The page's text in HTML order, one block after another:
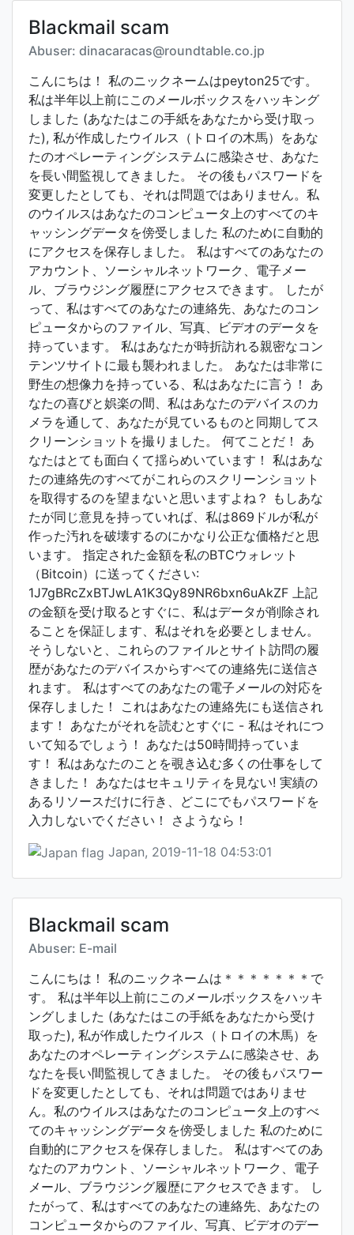
Blackmail scam
Abuser: dinacaracas@roundtable.co.jp
こんにちは！ 私のニックネームはpeyton25です。
私は半年以上前にこのメールボックスをハッキング
しました (あなたはこの手紙をあなたから受け取っ
た), 私が作成したウイルス（トロイの木馬）をあな
たのオペレーティングシステムに感染させ、あなた
を長い間監視してきました。 その後もパスワードを
変更したとしても、それは問題ではありません。私
のウイルスはあなたのコンピュータ上のすべてのキ
ャッシングデータを傍受しました 私のために自動的
にアクセスを保存しました。 私はすべてのあなたの
アカウント、ソーシャルネットワーク、電子メー
ル、ブラウジング履歴にアクセスできます。 したが
って、私はすべてのあなたの連絡先、あなたのコン
ピュータからのファイル、写真、ビデオのデータを
持っています。 私はあなたが時折訪れる親密なコン
テンツサイトに最も襲われました。 あなたは非常に
野生の想像力を持っている、私はあなたに言う！ あ
なたの喜びと娯楽の間、私はあなたのデバイスのカ
メラを通して、あなたが見ているものと同期してス
クリーンショットを撮りました。 何てことだ！ あ
なたはとても面白くて揺らめいています！ 私はあな
たの連絡先のすべてがこれらのスクリーンショット
を取得するのを望まないと思いますよね？ もしあな
たが同じ意見を持っていれば、私は869ドルが私が
作った汚れを破壊するのにかなり公正な価格だと思
います。 指定された金額を私のBTCウォレット
（Bitcoin）に送ってください:
1J7gBRcZxBTJwLA1K3Qy89NR6bxn6uAkZF 上記
の金額を受け取るとすぐに、私はデータが削除され
ることを保証します、私はそれを必要としません。
そうしないと、これらのファイルとサイト訪問の履
歴があなたのデバイスからすべての連絡先に送信さ
れます。 私はすべてのあなたの電子メールの対応を
保存しました！ これはあなたの連絡先にも送信され
ます！ あなたがそれを読むとすぐに - 私はそれにつ
いて知るでしょう！ あなたは50時間持っていま
す！ 私はあなたのことを覗き込む多くの仕事をして
きました！ あなたはセキュリティを見ない! 実績の
あるリソースだけに行き、どこにでもパスワードを
入力しないでください！ さようなら！
Japan, 2019-11-18 04:53:01
Blackmail scam
Abuser: E-mail
こんにちは！ 私のニックネームは＊＊＊＊＊＊＊で
す。 私は半年以上前にこのメールボックスをハッキ
ングしました (あなたはこの手紙をあなたから受け
取った), 私が作成したウイルス（トロイの木馬）を
あなたのオペレーティングシステムに感染させ、あ
なたを長い間監視してきました。 その後もパスワー
ドを変更したとしても、それは問題ではありませ
ん。私のウイルスはあなたのコンピュータ上のすべ
てのキャッシングデータを傍受しました 私のために
自動的にアクセスを保存しました。 私はすべてのあ
なたのアカウント、ソーシャルネットワーク、電子
メール、ブラウジング履歴にアクセスできます。 し
たがって、私はすべてのあなたの連絡先、あなたの
コンピュータからのファイル、写真、ビデオのデー